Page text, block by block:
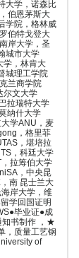
大学，诺森比
伯恩茅斯大
学院，格林威
伯特戈登大
岸大学，圣
城市大学
学，林肯大
城理工学院
兰商学院
尔文大学
拉瑞特大学
纳什大学
学ANU，麦
，格里菲
，堪培拉
，科廷大学
拉筹伯大学
，中央昆
南 昆士兰大
岸大学，维
学回国证明
毕业证●成
知书制作 ，★
，质量工艺钢
of